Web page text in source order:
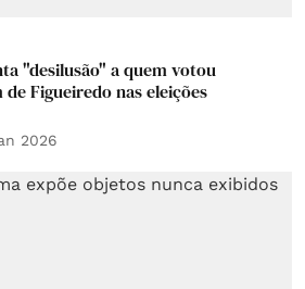
"desilusão" a quem votou
Figueiredo nas eleições
2026